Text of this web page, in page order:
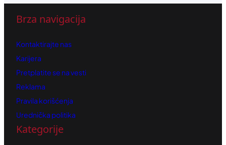
Brza navigacija
Kontaktirajte nas
Karijera
Pretplatite se na vesti
Reklama
Pravila korišćenja
Urednička politika
Kategorije